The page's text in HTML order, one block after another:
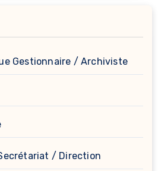
Gestionnaire / Archiviste
/ Direction